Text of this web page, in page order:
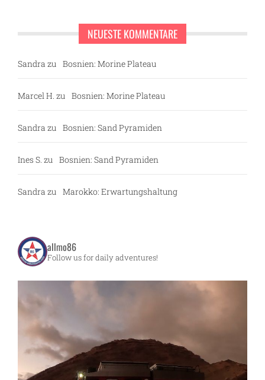
NEUESTE KOMMENTARE
Sandra zu Bosnien: Morine Plateau
Marcel H. zu Bosnien: Morine Plateau
Sandra zu Bosnien: Sand Pyramiden
Ines S. zu Bosnien: Sand Pyramiden
Sandra zu Marokko: Erwartungshaltung
allmo86
Follow us for daily adventures!